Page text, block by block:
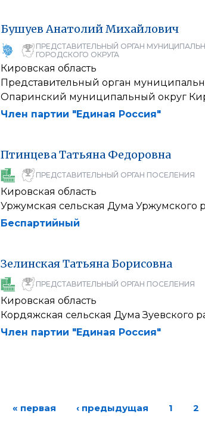
Бушуев АнатолийМихайлович
ПРЕДСТАВИТЕЛЬНЫЙ ОРГАН
ГОРОДСКОГО ОКРУГА
Кировская область
Представительный орган
Опаринский муниципальный округ
Член партии "Единая Россия"
ПтинцеваТатьяна Федоровна
ПРЕДСТАВИТЕЛЬНЫЙ ОРГАН ПОСЕЛЕНИЯ
Кировская область
Уржумская сельская Дума Уржумского
Беспартийный
ЗелинскаяТатьяна Борисовна
ПРЕДСТАВИТЕЛЬНЫЙ ОРГАН ПОСЕЛЕНИЯ
Кировская область
Кордяжская сельская Дума Зуевского
Член партии "Единая Россия"
« первая ‹ предыдущая 1 2